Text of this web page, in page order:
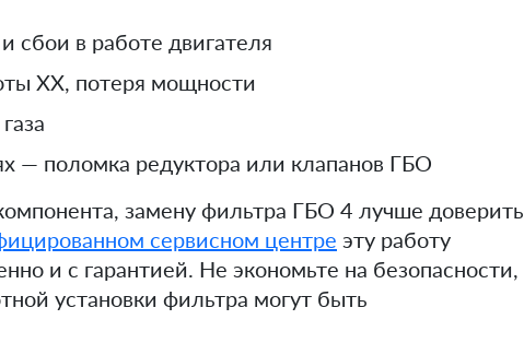
сбои в работе двигателя
ХХ, потеря мощности
— поломка редуктора или клапанов ГБО
замену фильтра ГБО 4 лучше доверить
сервисном центре эту работу
и с гарантией. Не экономьте на безопасности,
установки фильтра могут быть